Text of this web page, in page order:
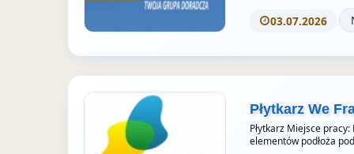
e
s
03.07.2026
Płytkarz We
Płytkarz Miejsce
elementów podłoża